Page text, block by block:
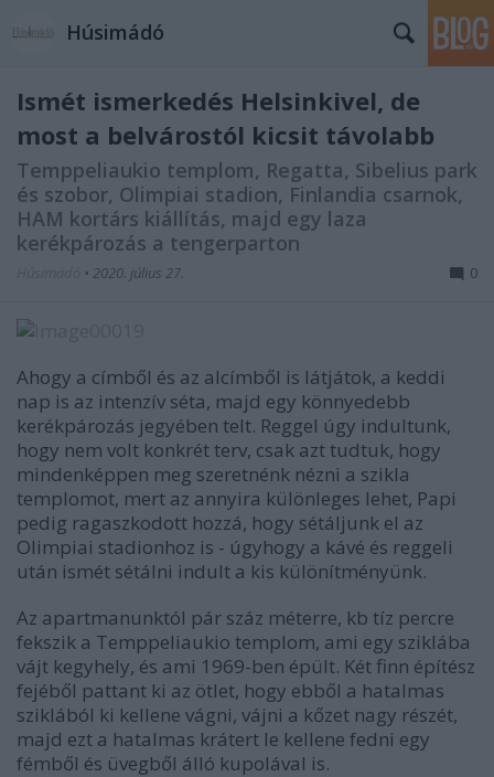
Húsimádó
Ismét ismerkedés Helsinkivel, de
most a belvárostól kicsit távolabb
Temppeliaukio templom, Regatta, Sibelius park
és szobor, Olimpiai stadion, Finlandia csarnok,
HAM kortárs kiállítás, majd egy laza
kerékpározás a tengerparton
• 2020. július 27. 0
Ahogy a címből és az alcímből is látjátok, a keddi
nap is az intenzív séta, majd egy könnyedebb
kerékpározás jegyében telt. Reggel úgy indultunk,
hogy nem volt konkrét terv, csak azt tudtuk, hogy
mindenképpen meg szeretnénk nézni a szikla
templomot, mert az annyira különleges lehet, Papi
pedig ragaszkodott hozzá, hogy sétáljunk el az
Olimpiai stadionhoz is - úgyhogy a kávé és reggeli
után ismét sétálni indult a kis különítményünk.
Az apartmanunktól pár száz méterre, kb tíz percre
fekszik a Temppeliaukio templom, ami egy sziklába
vájt kegyhely, és ami 1969-ben épült. Két finn építész
fejéből pattant ki az ötlet, hogy ebből a hatalmas
sziklából ki kellene vágni, vájni a kőzet nagy részét,
majd ezt a hatalmas krátert le kellene fedni egy
fémből és üvegből álló kupolával is.